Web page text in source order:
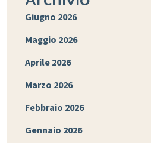
Giugno 2026
Maggio 2026
Aprile 2026
Marzo 2026
Febbraio 2026
Gennaio 2026